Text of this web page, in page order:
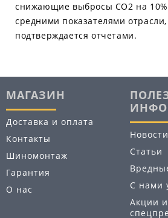
снижающие выбросы CO2 на
средними показателями
подтверждается отчетами.
МАГАЗИН
Доставка и оплата
Контакты
Шиномонтаж
Гарантия
О нас
Новости
Статьи
С нами
Акции и